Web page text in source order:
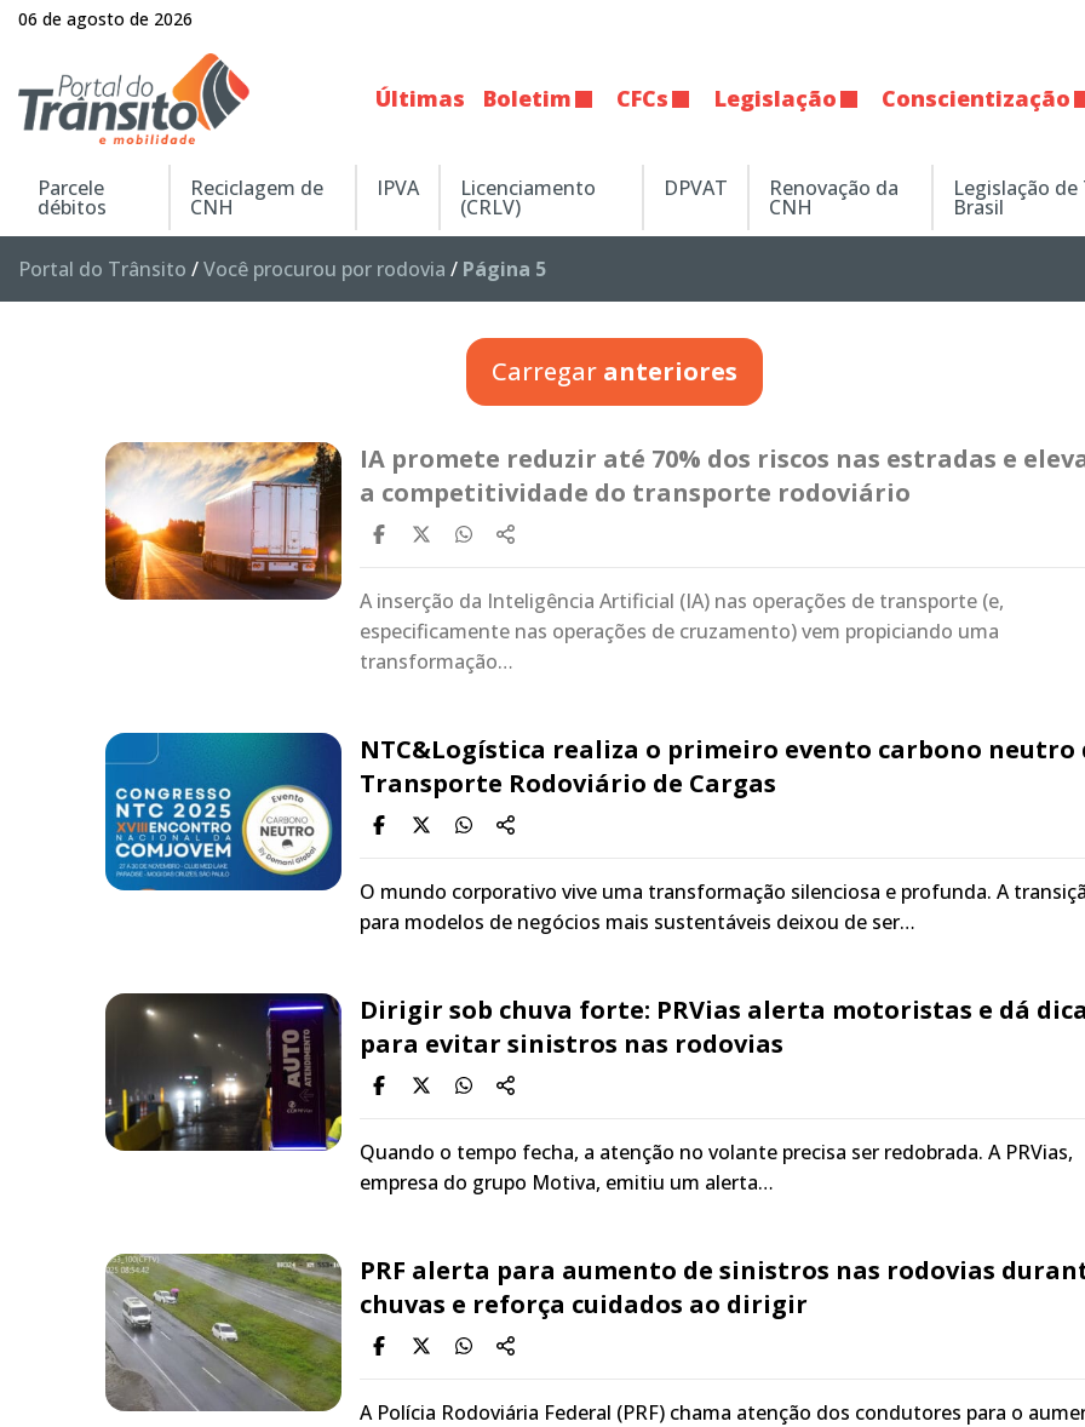
06 de agosto de 2026
Últimas Boletim CFCs Legislação Conscientização
Parcele
débitos
Reciclagem de
CNH
IPVA Licenciamento
(CRLV)
DPVAT Renovação da
CNH
Legislação
Brasil
Portal do Trânsito /Você procurou por rodovia / Página 5
Carregar anteriores
IA promete reduzir até 70% dos riscos nas estradas e
a competitividade do transporte rodoviário
A inserção da Inteligência Artificial (IA) nas operações de transporte (e,
especificamente nas operações de cruzamento) vem propiciando uma
transformação…
NTC&Logística realiza o primeiro evento carbono neutro
Transporte Rodoviário de Cargas
O mundo corporativo vive uma transformação silenciosa e profunda. A
para modelos de negócios mais sustentáveis deixou de ser…
Dirigir sob chuva forte: PRVias alerta motoristas e dá
para evitar sinistros nas rodovias
Quando o tempo fecha, a atenção no volante precisa ser redobrada. A PRVias,
empresa do grupo Motiva, emitiu um alerta…
PRF alerta para aumento de sinistros nas rodovias
chuvas e reforça cuidados ao dirigir
A Polícia Rodoviária Federal (PRF) chama atenção dos condutores para o